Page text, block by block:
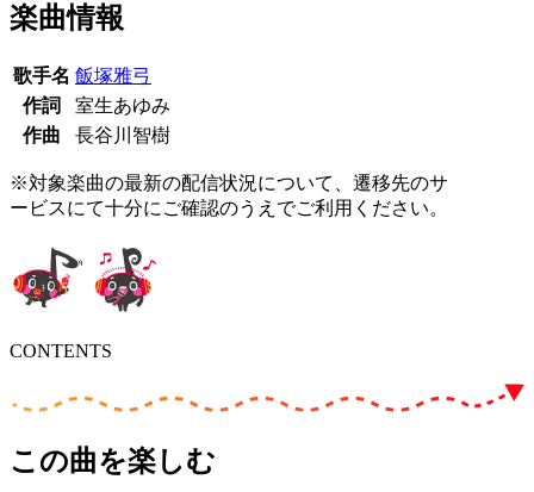
楽曲情報
歌手名 飯塚雅弓
作詞
室生あゆみ
作曲
長谷川智樹
※対象楽曲の最新の配信状況について、遷移先のサ
ービスにて十分にご確認のうえでご利用ください。
CONTENTS
この曲を楽しむ